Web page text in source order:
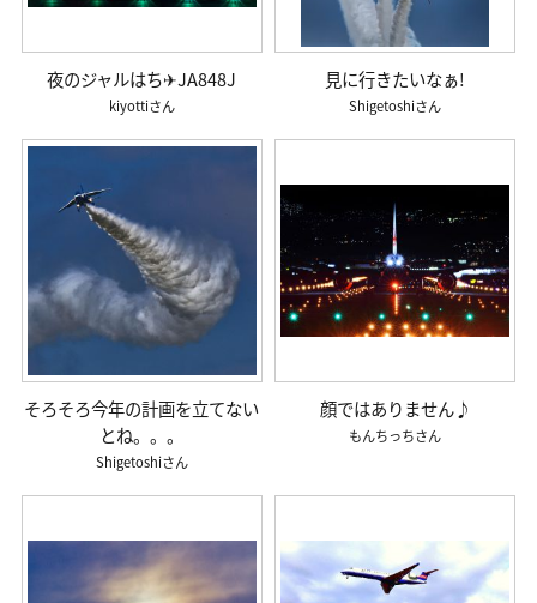
夜のジャルはち✈JA848J
kiyotti
見に行きたいなぁ!
Shigetoshi
そろそろ今年の計画を立てない
とね。。。
Shigetoshi
顔ではありません♪
もんちっち